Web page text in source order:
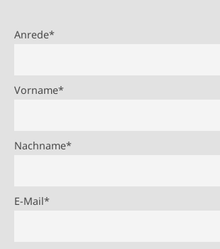
Anrede*
Vorname*
Nachname*
E-Mail*